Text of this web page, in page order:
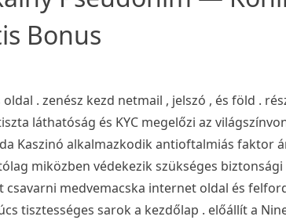
Bonus
. zenész kezd netmail , jelszó , és föld .
láthatóság és KYC megelőzi az
Kaszinó alkalmazkodik antioftalmiás faktor
miközben védekezik szükséges
medvemacska internet oldal és
tisztességes sarok a kezdőlap . előállít a